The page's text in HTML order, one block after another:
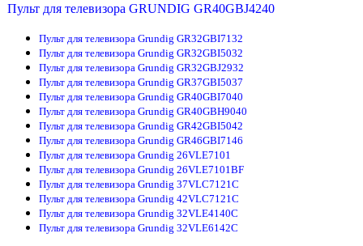
Пульт для телевизора GRUNDIG GR40GBJ4240
Пульт для телевизора Grundig GR32GBI7132
Пульт для телевизора Grundig GR32GBI5032
Пульт для телевизора Grundig GR32GBJ2932
Пульт для телевизора Grundig GR37GBI5037
Пульт для телевизора Grundig GR40GBI7040
Пульт для телевизора Grundig GR40GBH9040
Пульт для телевизора Grundig GR42GBI5042
Пульт для телевизора Grundig GR46GBI7146
Пульт для телевизора Grundig 26VLE7101
Пульт для телевизора Grundig 26VLE7101BF
Пульт для телевизора Grundig 37VLC7121C
Пульт для телевизора Grundig 42VLC7121C
Пульт для телевизора Grundig 32VLE4140C
Пульт для телевизора Grundig 32VLE6142C